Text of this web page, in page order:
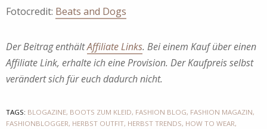
Fotocredit: Beats and Dogs
Der Beitrag enthältAffiliate Links. Bei einem Kauf über einen
Affiliate Link, erhalte ich eine Provision. Der Kaufpreis selbst
verändert sich für euch dadurch nicht.
TAGS: BLOGAZINE, BOOTS ZUM KLEID, FASHION BLOG, FASHION MAGAZIN,
FASHIONBLOGGER, HERBST OUTFIT, HERBST TRENDS, HOW TO WEAR,